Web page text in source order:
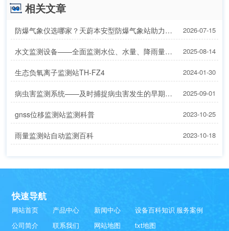
相关文章
防爆气象仪选哪家？天蔚本安型防爆气象站助力合规检查 2026-07-15
水文监测设备——全面监测水位、水量、降雨量等水文数据 2025-08-14
生态负氧离子监测站TH-FZ4 2024-01-30
病虫害监测系统——及时捕捉病虫害发生的早期迹象 2025-09-01
gnss位移监测站监测科普 2023-10-25
雨量监测站自动监测百科 2023-10-18
快速导航
网站首页 产品中心 新闻中心 设备百科知识 服务案例
公司简介
联系我们 网站地图 txt地图